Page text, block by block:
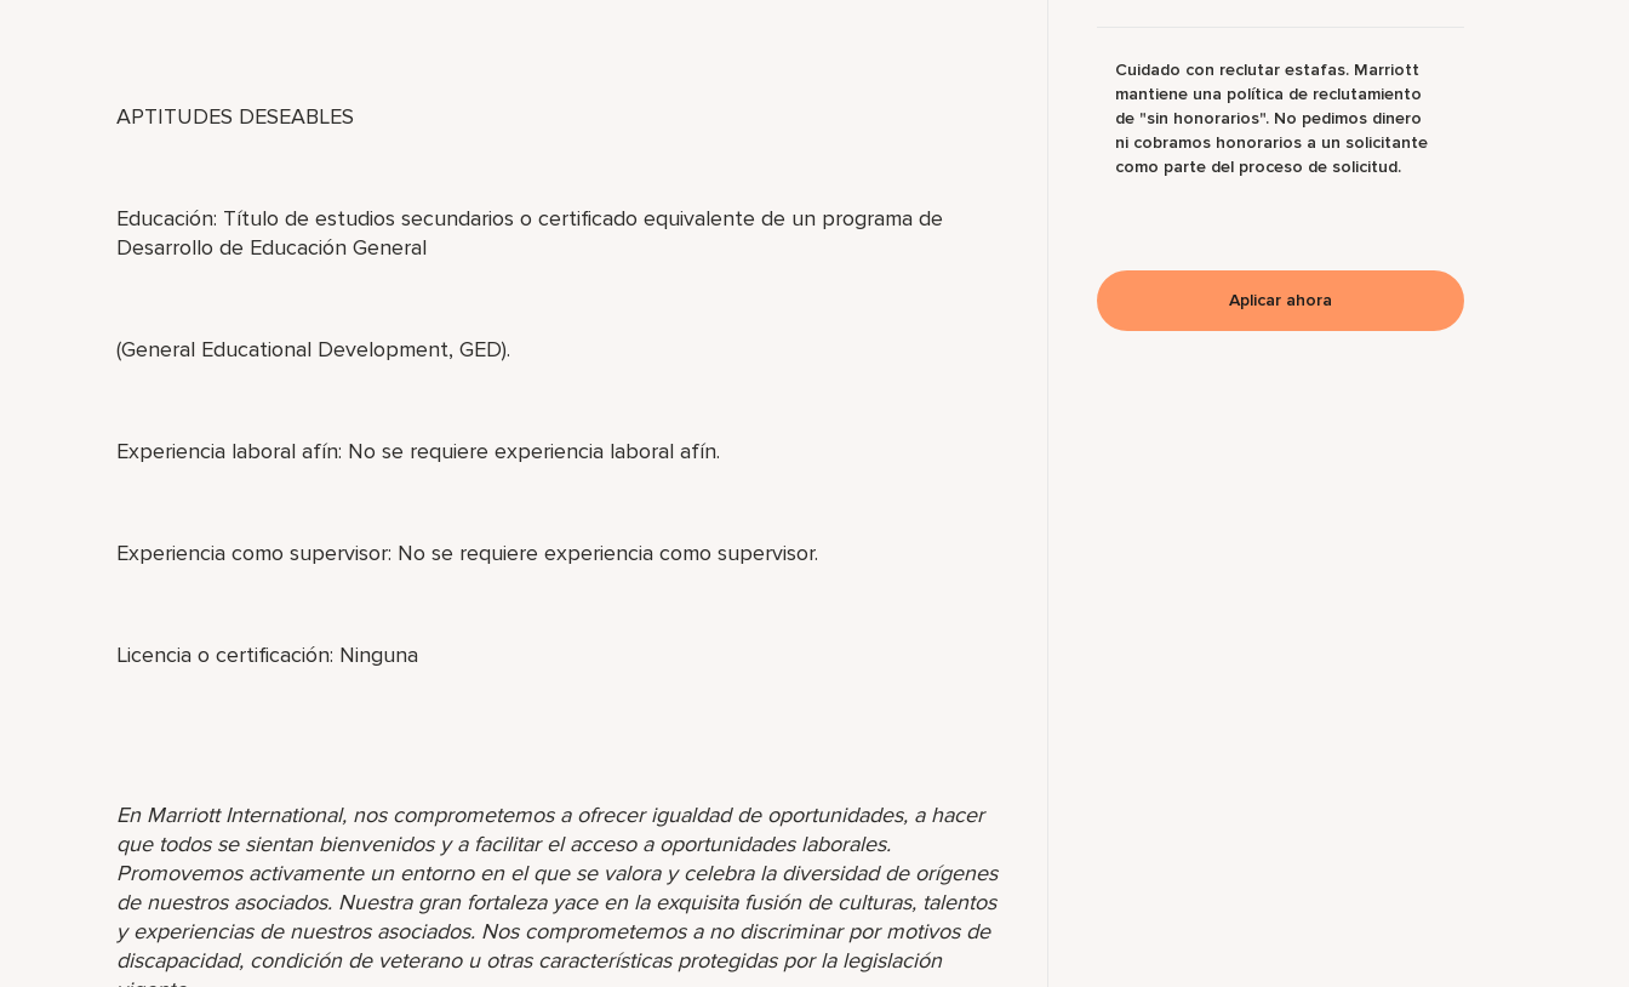
APTITUDES DESEABLES
Educación: Título de estudios secundarios o certificado equivalente de un programa de
Desarrollo de Educación General
(General Educational Development, GED).
Experiencia laboral afín: No se requiere experiencia laboral afín.
Experiencia como supervisor: No se requiere experiencia como supervisor.
Licencia o certificación: Ninguna
En Marriott International, nos comprometemos a ofrecer igualdad de oportunidades, a hacer
que todos se sientan bienvenidos y a facilitar el acceso a oportunidades laborales.
Promovemos activamente un entorno en el que se valora y celebra la diversidad de orígenes
de nuestros asociados. Nuestra gran fortaleza yace en la exquisita fusión de culturas, talentos
y experiencias de nuestros asociados. Nos comprometemos a no discriminar por motivos de
discapacidad, condición de veterano u otras características protegidas por la legislación
Cuidado con reclutar estafas. Marriott
mantiene una política de reclutamiento
de "sin honorarios". No pedimos dinero
ni cobramos honorarios a un solicitante
como parte del proceso de solicitud.
Aplicar ahora